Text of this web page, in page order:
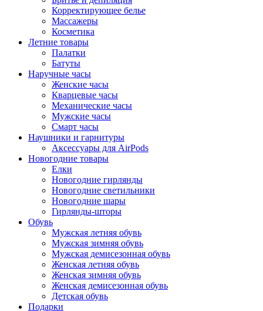
Корректирующее белье
Массажеры
Косметика
Летние товары
Палатки
Батуты
Наручные часы
Женские часы
Кварцевые часы
Механические часы
Мужские часы
Смарт часы
Наушники и гарнитуры
Аксессуары для AirPods
Новогодние товары
Елки
Новогодние гирлянды
Новогодние светильники
Новогодние шары
Гирлянды-шторы
Обувь
Мужская летняя обувь
Мужская зимняя обувь
Мужская демисезонная обувь
Женская летняя обувь
Женская зимняя обувь
Женская демисезонная обувь
Детская обувь
Подарки